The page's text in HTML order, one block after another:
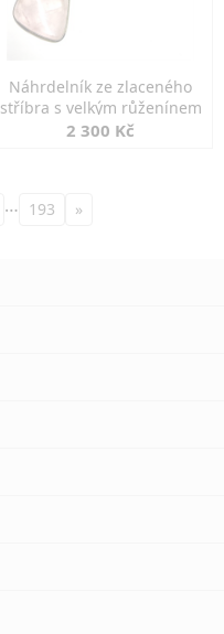
Náhrdelník ze zlaceného
stříbra s velkým růženínem
2 300 Kč
… 193 »